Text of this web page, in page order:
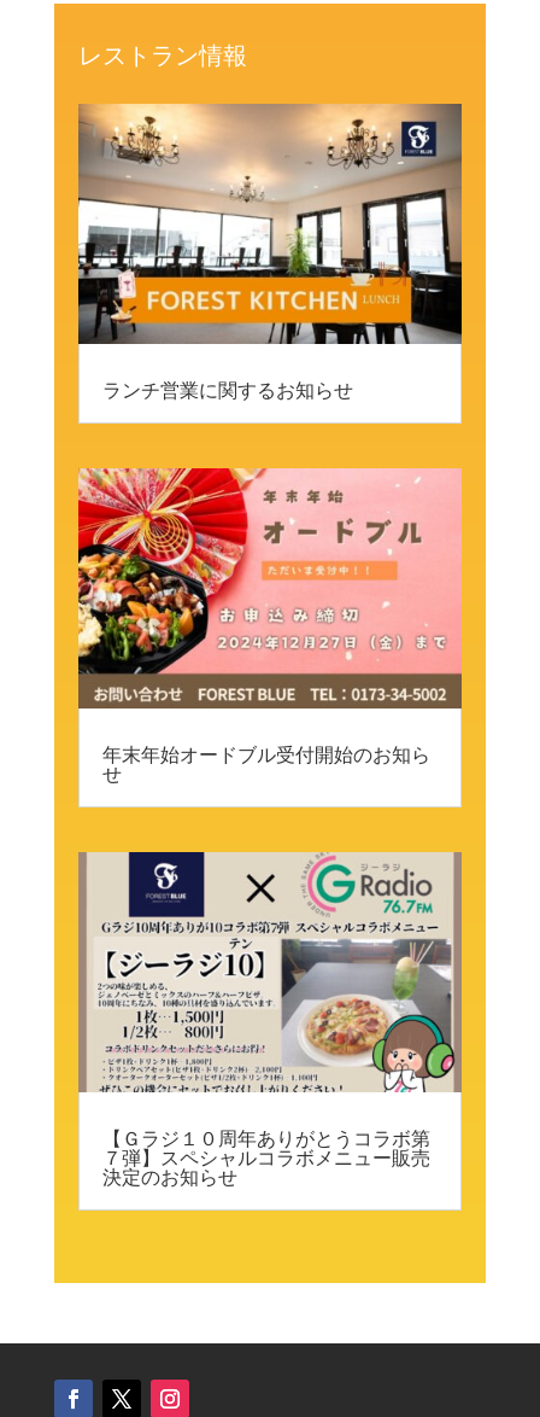
レストラン情報
ランチ営業に関するお知らせ
年末年始オードブル受付開始のお知ら
せ
【Ｇラジ１０周年ありがとうコラボ第
７弾】スペシャルコラボメニュー販売
決定のお知らせ